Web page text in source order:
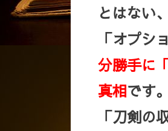
とはない
「オプシ
分勝手に
真相です。
「刀剣の